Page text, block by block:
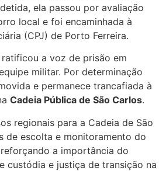
ela passou por avaliação
local e foi encaminhada à
(CPJ) de Porto Ferreira.
a voz de prisão em
militar. Por determinação
e permanece trancafiada à
Cadeia Pública de São Carlos.
regionais para a Cadeia de São
de escolta e monitoramento do
a importância do
custódia e justiça de transição na